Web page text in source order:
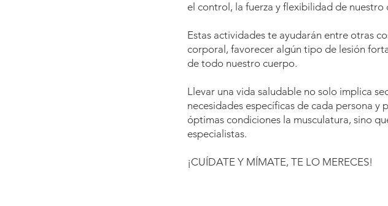
el control, la fuerza y flexibilidad de nuestro
Estas actividades te ayudarán entre otras
corporal, favorecer algún tipo de lesión
de todo nuestro cuerpo.
Llevar una vida saludable no solo implica
necesidades específicas de cada persona
óptimas condiciones la musculatura, sino
especialistas.
¡CUÍDATE Y MÍMATE, TE LO MERECES!